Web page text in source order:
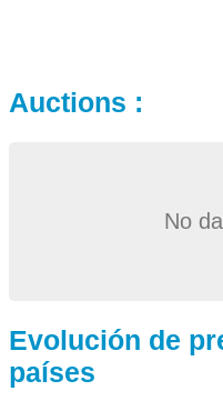
Auctions :
No
Evolución de
países